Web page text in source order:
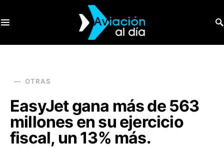
OTRAS
EasyJet gana más de 563
millones en su ejercicio
fiscal, un 13% más.